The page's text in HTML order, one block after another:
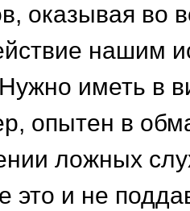
оказывая во
нашим
иметь в
опытен в
ложных
это и не